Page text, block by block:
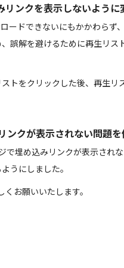
ンクを表示しないように
ードできないにもかかわらず
誤解を避けるために再生リス
トをクリックした後、再生リ
クが表示されない問題
埋め込みリンクが表示され
うにしました。
お願いいたします。